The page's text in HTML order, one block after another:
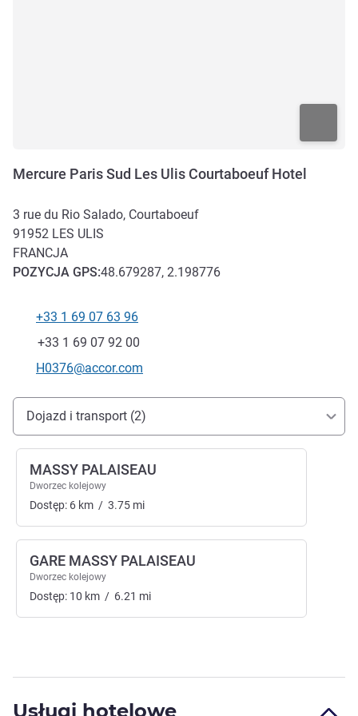
Mercure Paris Sud Les Ulis Courtaboeuf Hotel
3 rue du Rio Salado, Courtaboeuf
91952 LES ULIS
FRANCJA
POZYCJA GPS:48.679287, 2.198776
Telefon
+33 1 69 07 63 96
Faks
+33 1 69 07 92 00
Kontaktowy adres e-mail
H0376@accor.com
Dojazd i transport
Dojazd i transport (2)
MASSY PALAISEAU
Dworzec kolejowy
Dostęp: 6 km / 3.75 mi
GARE MASSY PALAISEAU
Dworzec kolejowy
Dostęp: 10 km / 6.21 mi
Usługi hotelowe